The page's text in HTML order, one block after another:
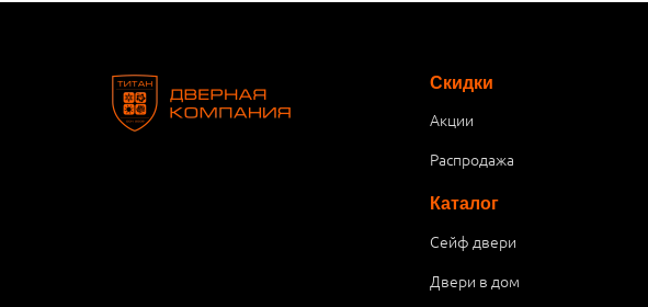
Скидки
Акции
Распродажа
Каталог
Сейф двери
Двери в дом